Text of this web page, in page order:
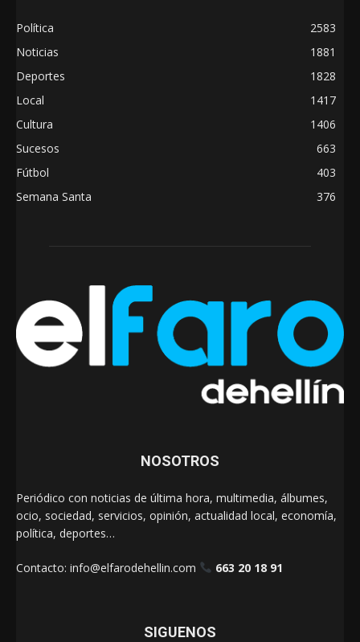
Política
2583
Noticias
1881
Deportes
1828
Local
1417
Cultura
1406
Sucesos
663
Fútbol
403
Semana Santa
376
NOSOTROS
Periódico con noticias de última hora, multimedia, álbumes,
ocio, sociedad, servicios, opinión, actualidad local, economía,
política, deportes…
Contacto: info@elfarodehellin.com 663 20 18 91
SIGUENOS